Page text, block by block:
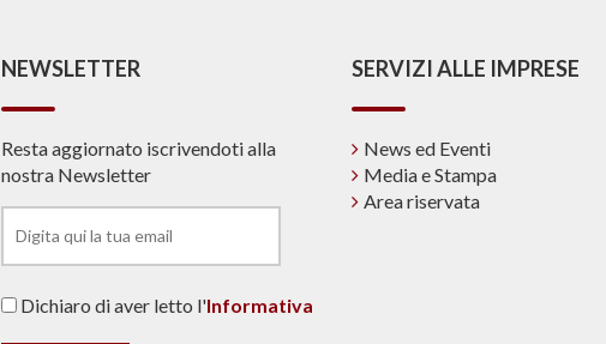
NEWSLETTER
Resta aggiornato iscrivendoti alla
nostra Newsletter
Dichiaro di aver letto l'Informativa
SERVIZI ALLE IMPRESE
News ed Eventi
Media e Stampa
Area riservata